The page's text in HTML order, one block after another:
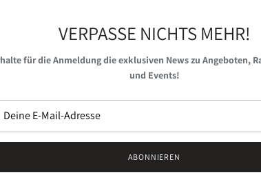
Die Socken
Design.
und
Manitou ist eine
VERPASSE NICHTS MEHR!
für die Anmeldung die exklusiven News zu Angeboten,
und Events!
ABONNIEREN